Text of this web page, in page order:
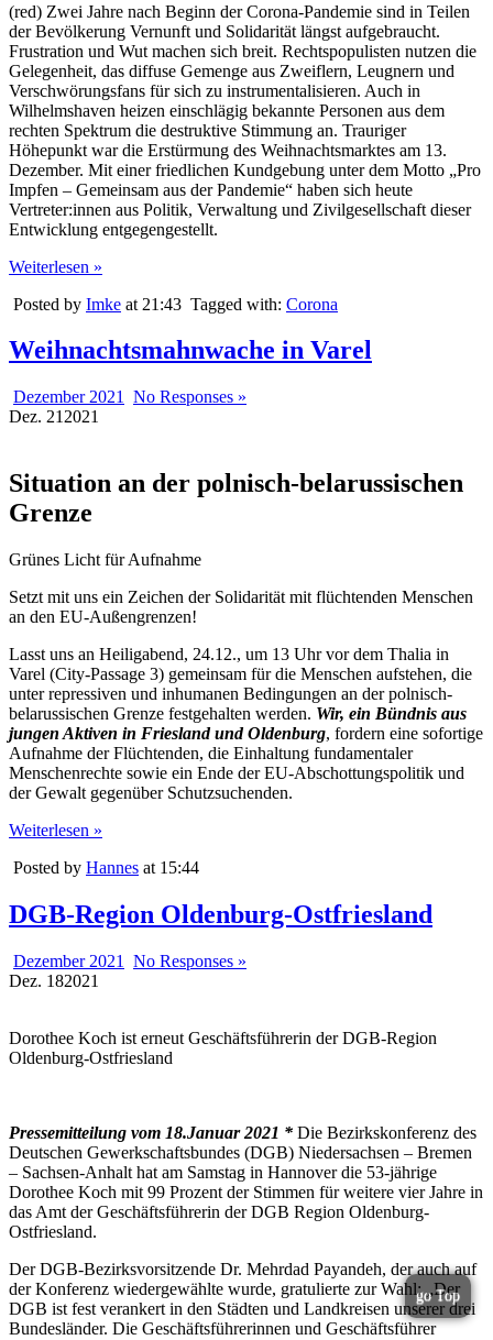
(red) Zwei Jahre nach Beginn der Corona-Pandemie sind in Teilen
der Bevölkerung Vernunft und Solidarität längst aufgebraucht.
Frustration und Wut machen sich breit. Rechtspopulisten nutzen die
Gelegenheit, das diffuse Gemenge aus Zweiflern, Leugnern und
Verschwörungsfans für sich zu instrumentalisieren. Auch in
Wilhelmshaven heizen einschlägig bekannte Personen aus dem
rechten Spektrum die destruktive Stimmung an. Trauriger
Höhepunkt war die Erstürmung des Weihnachtsmarktes am 13.
Dezember. Mit einer friedlichen Kundgebung unter dem Motto „Pro
Impfen – Gemeinsam aus der Pandemie“ haben sich heute
Vertreter:innen aus Politik, Verwaltung und Zivilgesellschaft dieser
Entwicklung entgegengestellt.
Weiterlesen »
Posted by Imke at 21:43 Tagged with: Corona
Weihnachtsmahnwache in Varel
Dezember 2021
No Responses »
Dez. 21 2021
Situation an der polnisch-belarussischen
Grenze
Grünes Licht für Aufnahme
Setzt mit uns ein Zeichen der Solidarität mit flüchtenden Menschen
an den EU-Außengrenzen!
Lasst uns an Heiligabend, 24.12., um 13 Uhr vor dem Thalia in
Varel (City-Passage 3) gemeinsam für die Menschen aufstehen, die
unter repressiven und inhumanen Bedingungen an der polnisch-
belarussischen Grenze festgehalten werden. Wir, ein Bündnis aus
jungen Aktiven in Friesland und Oldenburg, fordern eine sofortige
Aufnahme der Flüchtenden, die Einhaltung fundamentaler
Menschenrechte sowie ein Ende der EU-Abschottungspolitik und
der Gewalt gegenüber Schutzsuchenden.
Weiterlesen »
Posted by Hannes at 15:44
DGB-Region Oldenburg-Ostfriesland
Dezember 2021
No Responses »
Dez. 182021
Dorothee Koch ist erneut Geschäftsführerin der DGB-Region
Oldenburg-Ostfriesland
Pressemitteilung vom 18.Januar 2021 * Die Bezirkskonferenz des
Deutschen Gewerkschaftsbundes (DGB) Niedersachsen – Bremen
– Sachsen-Anhalt hat am Samstag in Hannover die 53-jährige
Dorothee Koch mit 99 Prozent der Stimmen für weitere vier Jahre in
das Amt der Geschäftsführerin der DGB Region Oldenburg-
Ostfriesland.
Der DGB-Bezirksvorsitzende Dr. Mehrdad Payandeh, der auch auf
der Konferenz wiedergewählte wurde, gratulierte zur Wahl: „Der
DGB ist fest verankert in den Städten und Landkreisen unserer drei
Bundesländer. Die Geschäftsführerinnen und Geschäftsführer
go Top